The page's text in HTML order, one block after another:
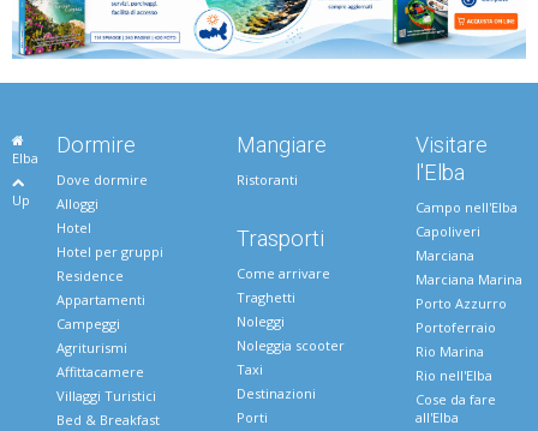
Elba
Up
Dormire
Dove dormire
Alloggi
Hotel
Hotel per gruppi
Residence
Appartamenti
Campeggi
Agriturismi
Affittacamere
Villaggi Turistici
Bed & Breakfast
Mangiare
Ristoranti
Trasporti
Come arrivare
Traghetti
Noleggi
Noleggia scooter
Taxi
Destinazioni
Porti
Visitare
l'Elba
Campo nell'Elba
Capoliveri
Marciana
Marciana Marina
Porto Azzurro
Portoferraio
Rio Marina
Rio nell'Elba
Cose da fare
all'Elba